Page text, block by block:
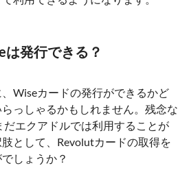
発行できる？
Wiseカードの発行ができるかど
っしゃるかもしれません。残念な
だエクアドルでは利用することが
として、Revolutカードの取得を
しょうか？